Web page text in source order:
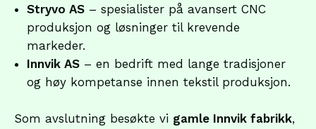
Stryvo AS – spesialister på avansert CNC
produksjon og løsninger til krevende
markeder.
Innvik AS – en bedrift med lange tradisjoner
og høy kompetanse innen tekstil produksjon.
Som avslutning besøkte vi gamle Innvik fabrikk,